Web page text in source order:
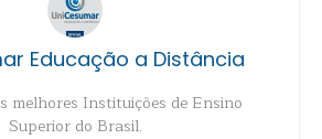
Educação a Distância
melhores Instituições de Ensino
Superior do Brasil.